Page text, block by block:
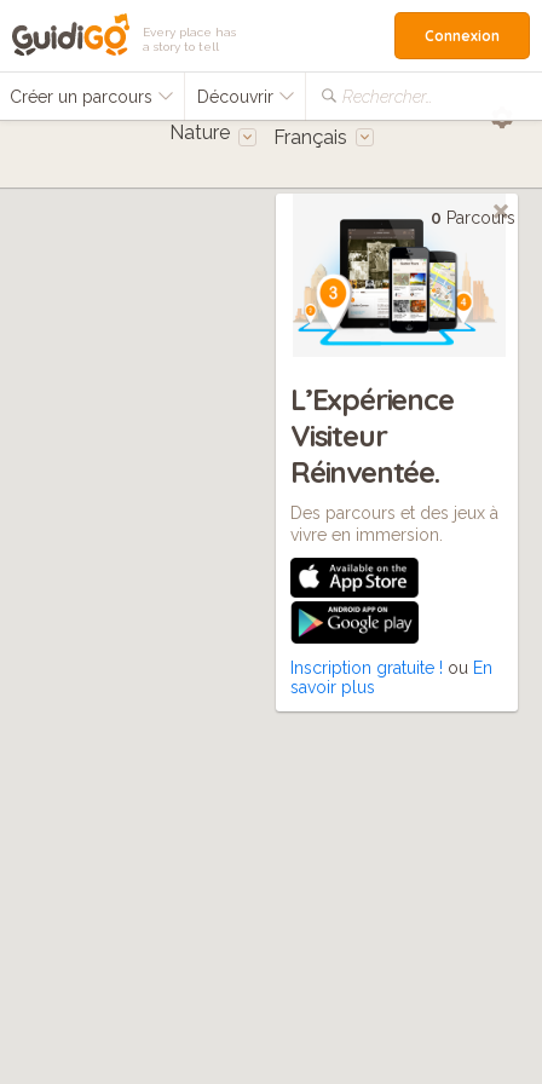
Every place has
a story to tell
Créer un parcours Découvrir Rechercher…
Connexion
Nature Français
0 Parcours
L’Expérience
Visiteur
Réinventée.
Des parcours et des jeux à
vivre en immersion.
Inscription gratuite ! ou En
savoir plus